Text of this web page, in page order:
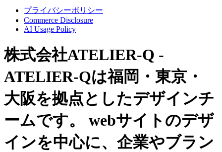
プライバシーポリシー
Commerce Disclosure
AI Usage Policy
株式会社ATELIER-Q -
ATELIER-Qは福岡・東京・
大阪を拠点としたデザインチ
ームです。 webサイトのデザ
インを中心に、企業やブラン